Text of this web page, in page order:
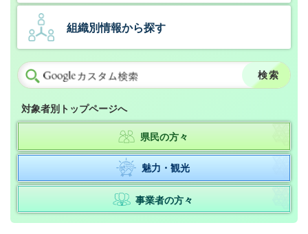
組織別情報から探す
対象者別トップページへ
県民の方々
魅力・観光
事業者の方々